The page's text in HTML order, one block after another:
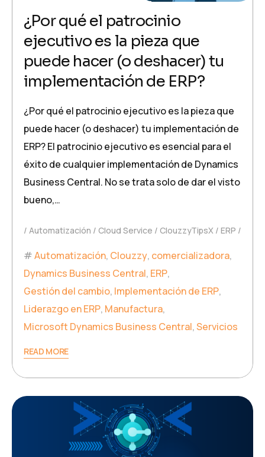
¿Por qué el patrocinio
ejecutivo es la pieza que
puede hacer (o deshacer) tu
implementación de ERP?
¿Por qué el patrocinio ejecutivo es la pieza que
puede hacer (o deshacer) tu implementación de
ERP? El patrocinio ejecutivo es esencial para el
éxito de cualquier implementación de Dynamics
Business Central. No se trata solo de dar el visto
bueno,…
Automatización Cloud Service ClouzzyTipsX ERP
Automatización, Clouzzy, comercializadora,
Dynamics Business Central, ERP,
Gestión del cambio, Implementación de ERP,
Liderazgo en ERP, Manufactura,
Microsoft Dynamics Business Central,Servicios
READ MORE